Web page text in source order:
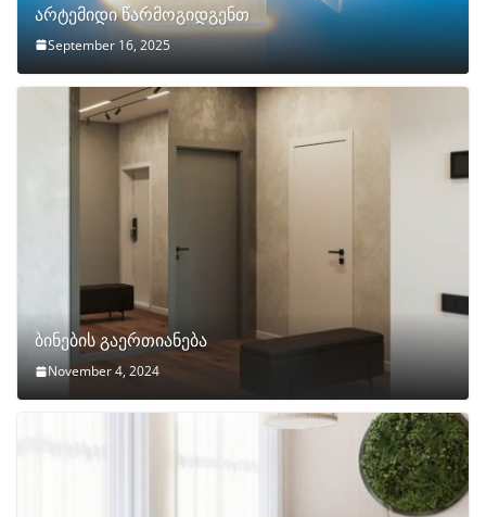
არტემიდი წარმოგიდგენთ
September 16, 2025
ბინების გაერთიანება
November 4, 2024